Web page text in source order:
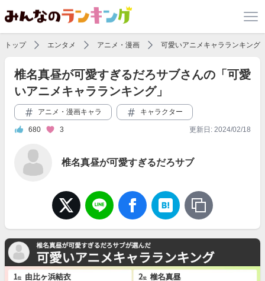
トップ エンタメ アニメ・漫画 可愛いアニメキャラランキング
椎名真昼が可愛すぎるだろサブさんの「可愛
いアニメキャラランキング」
アニメ・漫画キャラ キャラクター
680 3 更新日: 2024/02/18
椎名真昼が可愛すぎるだろサブ